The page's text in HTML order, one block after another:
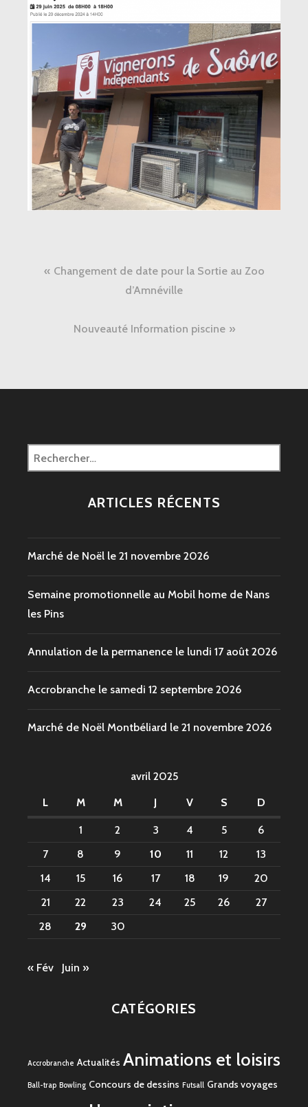
Navigation
l’article
Changement de date pour la Sortie au Zoo
d’Amnéville
Nouveauté Information piscine
Rechercher :
ARTICLES RÉCENTS
Marché de Noël le 21 novembre 2026
Semaine promotionnelle au Mobil home de Nans
les Pins
Annulation de la permanence le lundi 17 août 2026
Accrobranche le samedi 12 septembre 2026
Marché de Noël Montbéliard le 21 novembre 2026
avril 2025
L
M M J V S D
1 2 3 4 5
6
7
8 9 10 11 12
13
14
15 16 17 18 19
20
21
22 23 24 25 26
27
28
29 30
« Fév Juin »
CATÉGORIES
Accrobranche Actualités Animations et loisirs
Ball-trap Bowling Concours de dessins Futsall Grands voyages